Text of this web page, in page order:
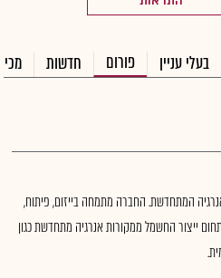
בעלי עניין פורום חדשות
המתחדשת. החברה מתמחה בייזום, פיתוח,
ייצור החשמל ממקורות אנרגיה מתחדשת כגון